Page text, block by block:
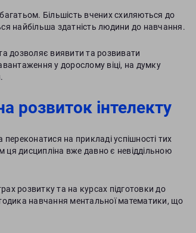
Більшість вчених схиляються до
найбільша здатність людини до навчання.
дозволяє виявити та розвивати
у дорослому віці, на думку
розвиток інтелекту
на прикладі успішності тих
ця дисципліна вже давно є невіддільною
розвитку та на курсах підготовки до
навчання ментальної математики, що